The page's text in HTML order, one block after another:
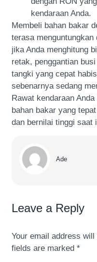
kendaraan Anda.
Membeli bahan bakar
terasa menguntungkan
jika Anda menghitung
retak, penggantian
tangki yang cepat
sebenarnya sedang
Rawat kendaraan
bahan bakar yang
dan bernilai tinggi saat
Ade
Leave a Reply
Your email address
fields are marked *